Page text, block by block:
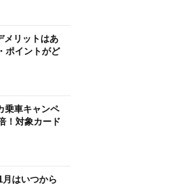
メリットはあ
ポイントがど
乗車キャンペ
！対象カード
月はいつから